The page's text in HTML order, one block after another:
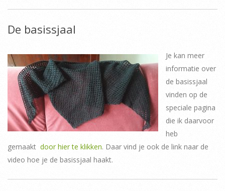
De basissjaal
Je kan meer
informatie over
de basissjaal
vinden op de
speciale pagina
die ik daarvoor
heb
gemaakt door hier te klikken. Daar vind je ook de link naar de
video hoe je de basissjaal haakt.